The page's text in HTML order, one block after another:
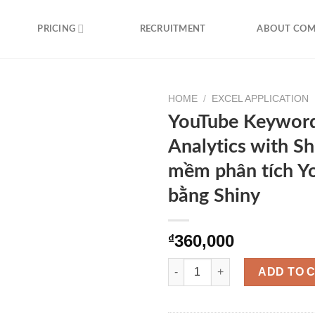
PRICING RECRUITMENT ABOUT
HOME / EXCEL APPLICATION
YouTube
Analytics with
mềm phân tích
bằng Shiny
₫360,000
ADD TO